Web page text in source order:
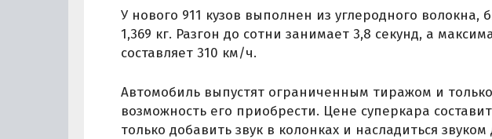
У нового 911 кузов выполнен из углеродного волокна,
1,369 кг. Разгон до сотни занимает 3,8 секунд, а
составляет 310 км/ч.
Автомобиль выпустят ограниченным тиражом и
возможность его приобрести. Цене суперкара
только добавить звук в колонках и насладиться звуком